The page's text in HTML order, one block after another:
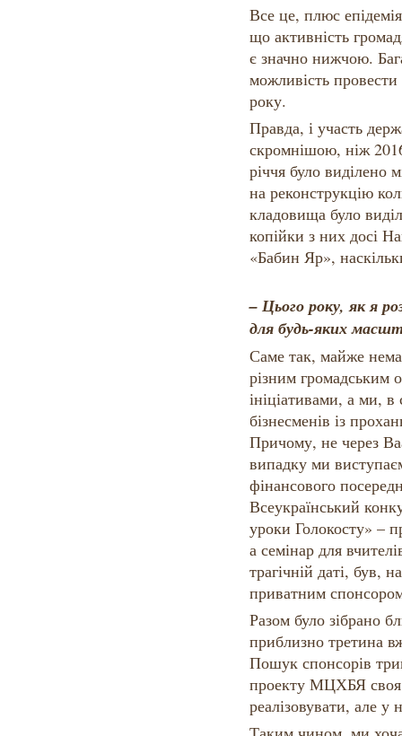
Все це, плюс
що активність
є значно нижчою.
можливість провести
року.
Правда, і участь
скромнішою, ніж
річчя було виділено
на реконструкцію
кладовища було
копійки з них досі
«Бабин Яр»,
– Цього року, як я
для будь-яких
Саме так, майже
різним громадським
ініціативами, а ми,
бізнесменів із
Причому, не через
випадку ми
фінансового
Всеукраїнський
уроки Голокосту» –
а семінар для
трагічній даті, був,
приватним
Разом було зібрано
приблизно третина
Пошук спонсорів
проекту МЦХБЯ своя
реалізовувати, але у